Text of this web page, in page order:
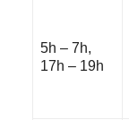
5h – 7h,
17h – 19h